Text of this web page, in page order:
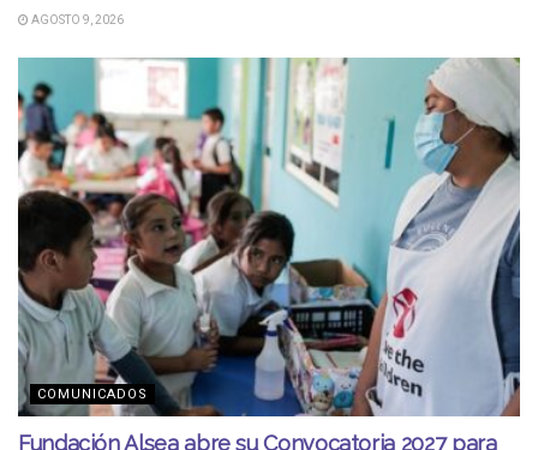
AGOSTO 9, 2026
COMUNICADOS
Fundación Alsea abre su Convocatoria 2027 para